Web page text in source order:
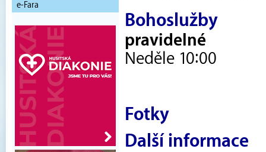
e-Fara
Bohoslužby
pravidelné
Neděle 10:00
Fotky
Další informace